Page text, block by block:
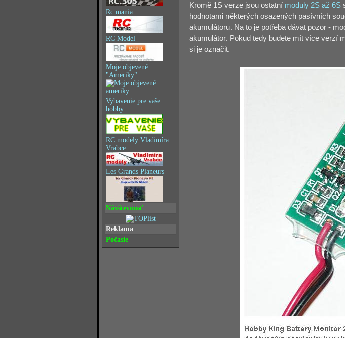
Rc mania
RC Model
Moje objevené
"Ameriky"
Vybavenie pre vaše
hobby
RC modely Vladimíra
Vrabce
Les Grands Planeurs
Návštevnosť
Reklama
Počasie
Kromě 1S verze jsou ostatní moduly 2S až 6S
hodnotami některých osazených pasívních
akumulátoru. Na to je potřeba dávat pozor -
akumulátor. Pokud tedy budete mít více verzí
si je označit.